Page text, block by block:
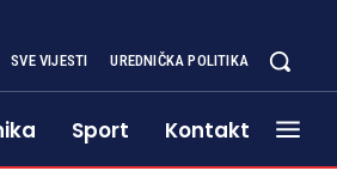
SVE VIJESTI UREDNIČKA POLITIKA
Sport Kontakt